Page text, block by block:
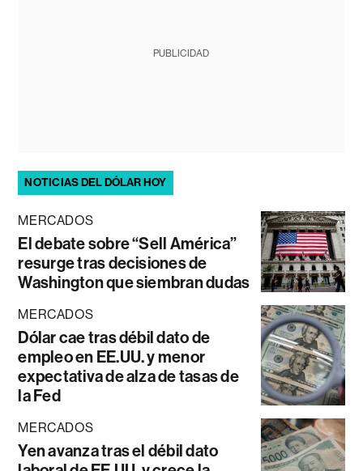
PUBLICIDAD
NOTICIAS DEL DÓLAR HOY
MERCADOS
El debate sobre “Sell América”
resurge tras decisiones de
Washington que siembran dudas
MERCADOS
Dólar cae tras débil dato de
empleo en EE.UU. y menor
expectativa de alza de tasas de
la Fed
MERCADOS
Yen avanza tras el débil dato